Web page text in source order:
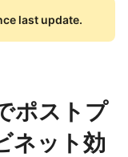
last update.
ポストプ
ネット効